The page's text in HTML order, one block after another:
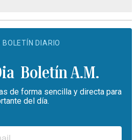
BOLETÍN DIARIO
Boletín A.M.
de forma sencilla y directa para
del día.